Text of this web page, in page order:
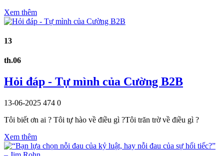
Xem thêm
13
th.06
Hỏi đáp - Tự mình của Cường B2B
13-06-2025 474 0
Tôi biết ơn ai ? Tôi tự hào về điều gì ?Tôi trăn trờ về điều gì ?
Xem thêm